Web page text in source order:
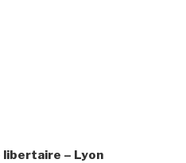
libertaire – Lyon